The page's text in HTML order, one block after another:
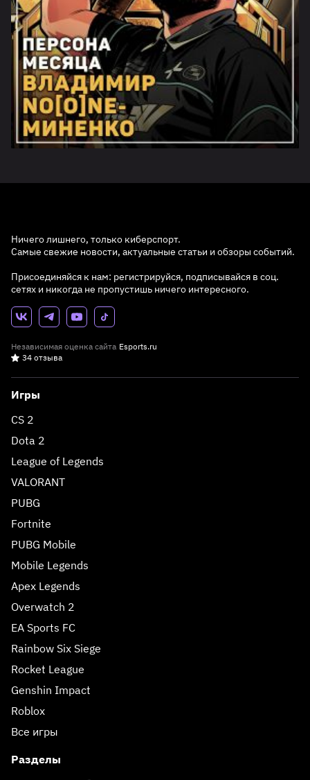
Ничего лишнего, только киберспорт.
Самые свежие новости, актуальные статьи и обзоры событий.
Присоединяйся к нам: регистрируйся, подписывайся в соц.
сетях и никогда не пропустишь ничего интересного.
Независимая оценка сайта Esports.ru
34 отзыва
Игры
CS 2
Dota 2
League of Legends
VALORANT
PUBG
Fortnite
PUBG Mobile
Mobile Legends
Apex Legends
Overwatch 2
EA Sports FC
Rainbow Six Siege
Rocket League
Genshin Impact
Roblox
Все игры
Разделы